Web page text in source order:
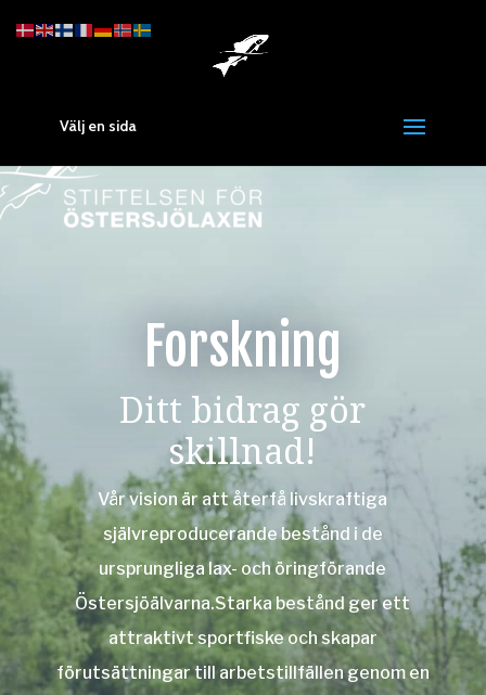
Välj en sida
Forskning
Ditt bidrag gör
skillnad!
Vår vision är att återfå livskraftiga
självreproducerande bestånd i de
ursprungliga lax- och öringförande
Östersjöälvarna.Starka bestånd ger ett
attraktivt sportfiske och skapar
förutsättningar till arbetstillfällen genom en